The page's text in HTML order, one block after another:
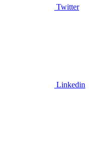
Twitter
Linkedin